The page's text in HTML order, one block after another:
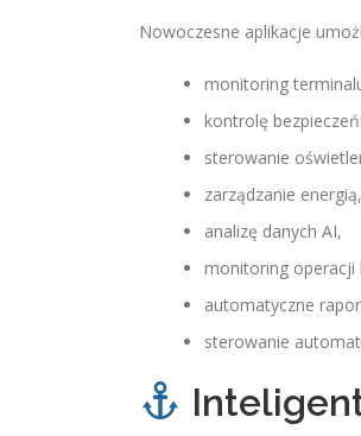
Nowoczesne aplikacje
monitoring
kontrolę
sterowanie
zarządzanie energią,
analizę danych AI,
monitoring operacji
automatyczne
sterowanie